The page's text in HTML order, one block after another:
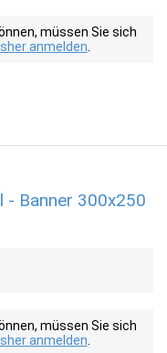
müssen Sie sich
anmelden
- Banner 300x250
müssen Sie sich
anmelden